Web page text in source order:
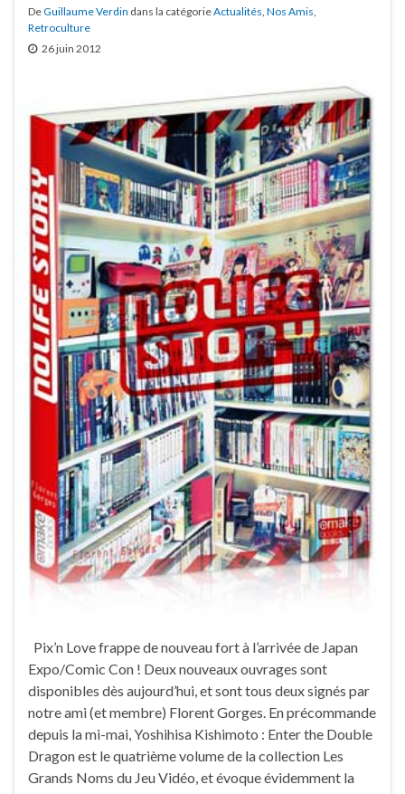
DeGuillaume Verdin dans la catégorieActualités Nos Amis
Retroculture
26 juin 2012
Pix’n Love frappe de nouveau fort à l’arrivée de Japan
Expo/Comic Con ! Deux nouveaux ouvrages sont
disponibles dès aujourd’hui, et sont tous deux signés par
notre ami (et membre) Florent Gorges. En précommande
depuis la mi-mai, Yoshihisa Kishimoto : Enter the Double
Dragon est le quatrième volume de la collection Les
Grands Noms du Jeu Vidéo, et évoque évidemment la